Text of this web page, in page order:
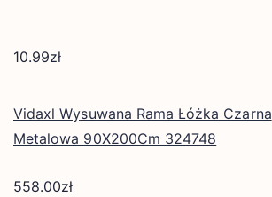
10.99zł
Vidaxl Wysuwana Rama Łóżka Czarna
Metalowa 90X200Cm 324748
558.00zł